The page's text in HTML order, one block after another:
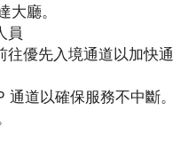
廳。
員
優先入境通道以加快通
道以確保服務不中斷。